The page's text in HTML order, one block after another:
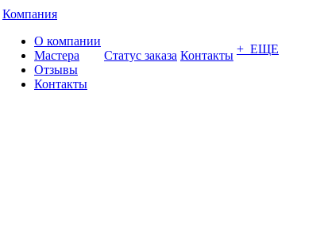
Компания
О компании
Мастера
Отзывы
Контакты
Статус заказа Контакты + ЕЩЕ